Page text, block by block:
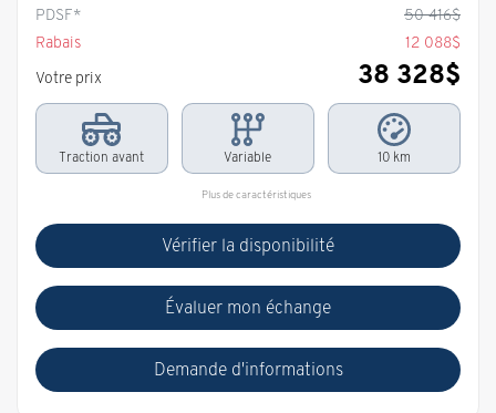
PDSF*
50 416$
Rabais
12 088$
Votre prix
38 328$
Traction avant Variable 10 km
Plus de caractéristiques
Vérifier la disponibilité
Évaluer mon échange
Demande d'informations